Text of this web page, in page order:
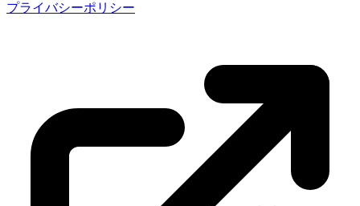
プライバシーポリシー